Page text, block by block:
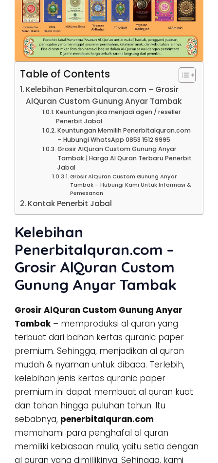
Table of Contents
Kelebihan Penerbitalquran.com – Grosir
AlQuran Custom Gunung Anyar Tambak
Keuntungan jika menjadi agen / reseller
Penerbit Jabal
Keuntungan Memilih Penerbitalquran.com
– Hubungi WhatsApp 0853 1512 9995
Grosir AlQuran Custom Gunung Anyar
Tambak | Harga Al Quran Terbaru Penerbit
Jabal
Grosir AlQuran Custom Gunung Anyar
Tambak – Hubungi Kami Untuk Informasi &
Pemesanan
Kontak Penerbit Jabal
Kelebihan
Penerbitalquran.com –
Grosir AlQuran Custom
Gunung Anyar Tambak
Grosir AlQuran Custom Gunung Anyar
Tambak– memproduksi al quran yang
terbuat dari bahan kertas quranic paper
premium. Sehingga, menjadikan al quran
mudah & nyaman untuk dibaca. Terlebih,
kelebihan jenis kertas quranic paper
premium ini dapat membuat al quran kuat
dan tahan hingga puluhan tahun. Itu
sebabnya, penerbitalquran.com
memahami para penghafal al quran
memiliki kebiasaan mulia, yaitu setia dengan
al quran yang dimillikinya. Sehingga, kami